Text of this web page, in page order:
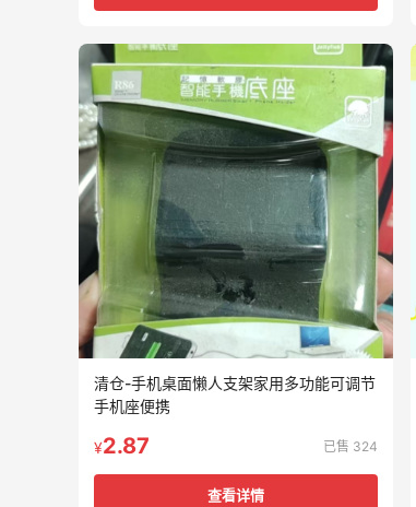
清仓-手机桌面懒人支架家用多功能可调节
手机座便携
¥2.87 已售 324
查看详情